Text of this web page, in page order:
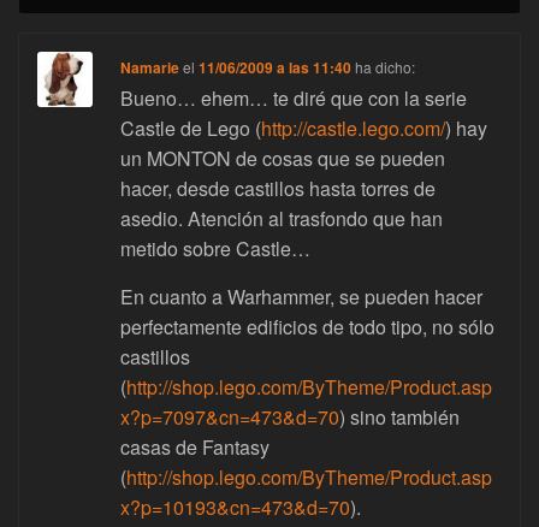
Namarieel11/06/2009 a las 11:40 ha dicho:
Bueno… ehem… te diré que con la serie
Castle de Lego (http://castle.lego.com/) hay
un MONTON de cosas que se pueden
hacer, desde castillos hasta torres de
asedio. Atención al trasfondo que han
metido sobre Castle…
En cuanto a Warhammer, se pueden hacer
perfectamente edificios de todo tipo, no sólo
castillos
(http://shop.lego.com/ByTheme/Product.asp
x?p=7097&cn=473&d=70) sino también
casas de Fantasy
(http://shop.lego.com/ByTheme/Product.asp
x?p=10193&cn=473&d=70).